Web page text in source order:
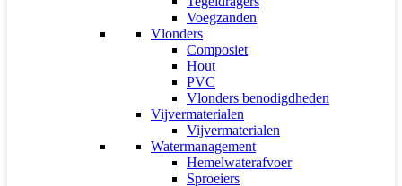
Voegzanden
Vlonders
Composiet
Hout
PVC
Vlonders benodigdheden
Vijvermaterialen
Vijvermaterialen
Watermanagement
Hemelwaterafvoer
Sproeiers